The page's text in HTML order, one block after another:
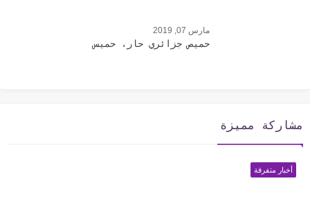
مارس 07, 2019
حميص جزائري حار، حميس
مشاركة مميزة
أخبار متفرقة